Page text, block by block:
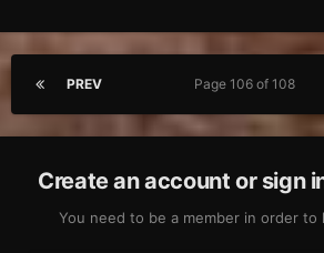
PREV Page 106 of 108
Create an account or sign
You need to be a member in order to